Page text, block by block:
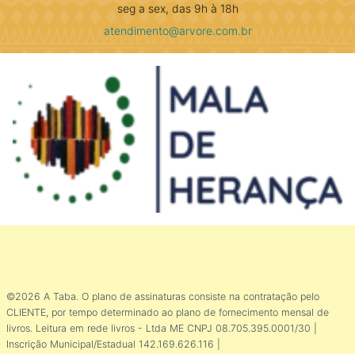
seg a sex, das 9h à 18h
atendimento@arvore.com.br
©2026 A Taba. O plano de assinaturas consiste na contratação pelo
CLIENTE, por tempo determinado ao plano de fornecimento mensal de
livros. Leitura em rede livros - Ltda ME CNPJ 08.705.395.0001/30 |
Inscrição Municipal/Estadual 142.169.626.116 |